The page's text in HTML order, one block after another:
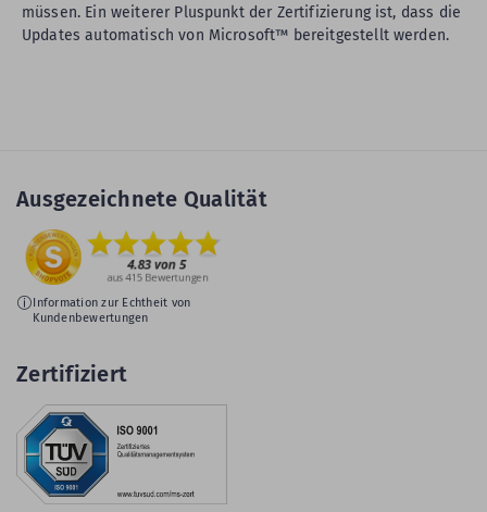
müssen. Ein weiterer Pluspunkt der Zertifizierung ist, dass die
Updates automatisch von Microsoft™ bereitgestellt werden.
Ausgezeichnete Qualität
Information zur Echtheit von
Kundenbewertungen
Zertifiziert